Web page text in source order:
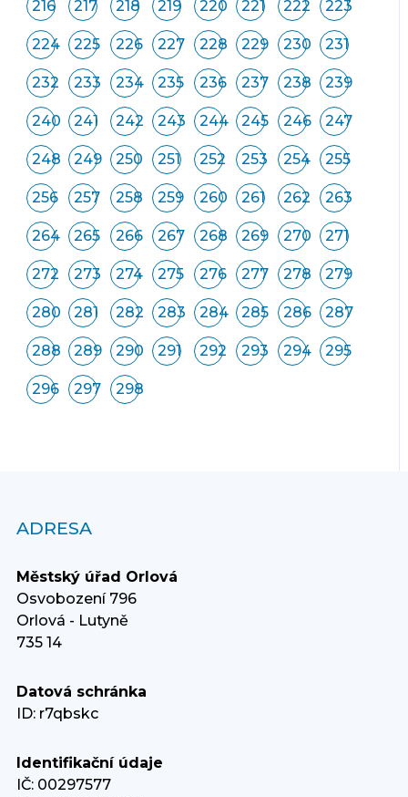
216 217 218 219 220 221 222 223
224 225 226 227 228 229 230 231
232 233 234 235 236 237 238 239
240 241 242 243 244 245 246 247
248 249 250 251 252 253 254 255
256 257 258 259 260 261 262 263
264 265 266 267 268 269 270 271
272 273 274 275 276 277 278 279
280 281 282 283 284 285 286 287
288 289 290 291 292 293 294 295
296 297 298
ADRESA
Městský úřad Orlová
Osvobození 796
Orlová - Lutyně
735 14
Datová schránka
ID: r7qbskc
Identifikační údaje
IČ: 00297577